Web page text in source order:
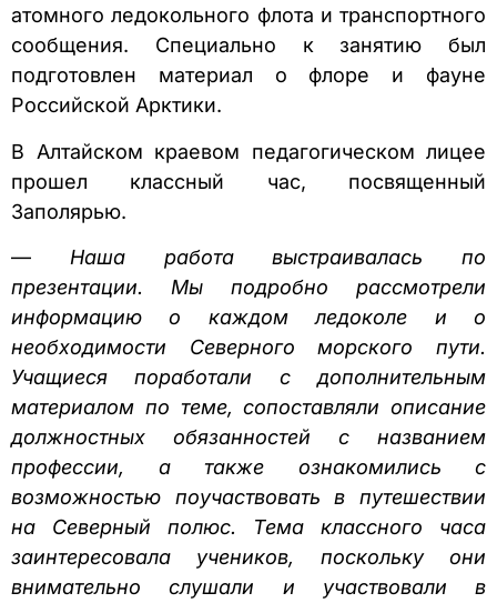
атомного ледокольного флота и транспортного
сообщения. Специально к занятию был
подготовлен материал о флоре и фауне
Российской Арктики.
В Алтайском краевом педагогическом лицее
прошел классный час, посвященный
Заполярью.
— Наша работа выстраивалась по
презентации. Мы подробно рассмотрели
информацию о каждом ледоколе и о
необходимости Северного морского пути.
Учащиеся поработали с дополнительным
материалом по теме, сопоставляли описание
должностных обязанностей с названием
профессии, а также ознакомились с
возможностью поучаствовать в путешествии
на Северный полюс. Тема классного часа
заинтересовала учеников, поскольку они
внимательно слушали и участвовали в